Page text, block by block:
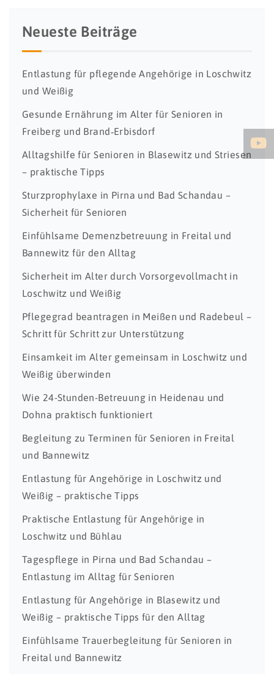
Neueste Beiträge
Entlastung für pflegende Angehörige in Loschwitz
und Weißig
Gesunde Ernährung im Alter für Senioren in
Freiberg und Brand‑Erbisdorf
Alltagshilfe für Senioren in Blasewitz und Striesen
– praktische Tipps
Sturzprophylaxe in Pirna und Bad Schandau –
Sicherheit für Senioren
Einfühlsame Demenzbetreuung in Freital und
Bannewitz für den Alltag
Sicherheit im Alter durch Vorsorgevollmacht in
Loschwitz und Weißig
Pflegegrad beantragen in Meißen und Radebeul –
Schritt für Schritt zur Unterstützung
Einsamkeit im Alter gemeinsam in Loschwitz und
Weißig überwinden
Wie 24-Stunden-Betreuung in Heidenau und
Dohna praktisch funktioniert
Begleitung zu Terminen für Senioren in Freital
und Bannewitz
Entlastung für Angehörige in Loschwitz und
Weißig – praktische Tipps
Praktische Entlastung für Angehörige in
Loschwitz und Bühlau
Tagespflege in Pirna und Bad Schandau –
Entlastung im Alltag für Senioren
Entlastung für Angehörige in Blasewitz und
Weißig – praktische Tipps für den Alltag
Einfühlsame Trauerbegleitung für Senioren in
Freital und Bannewitz